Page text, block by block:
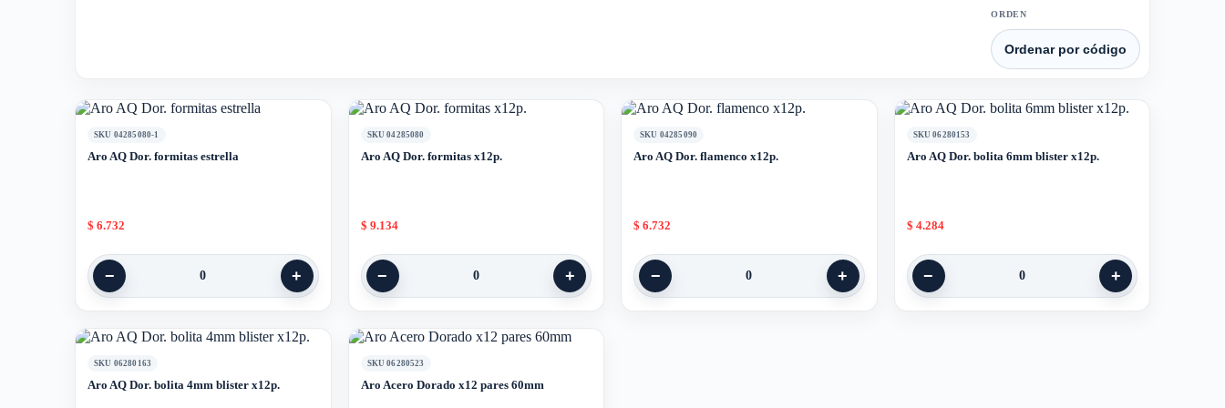
ORDEN
SKU 04285080-1
Aro AQ Dor. formitas estrella
$ 6.732
− 0 +
SKU 04285080
Aro AQ Dor. formitas x12p.
$ 9.134
− 0 +
SKU 04285090
Aro AQ Dor. flamenco x12p.
$ 6.732
− 0 +
SKU 06280153
Aro AQ Dor. bolita 6mm blister x12p.
$ 4.284
− 0 +
SKU 06280163
Aro AQ Dor. bolita 4mm blister x12p.
SKU 06280523
Aro Acero Dorado x12 pares 60mm